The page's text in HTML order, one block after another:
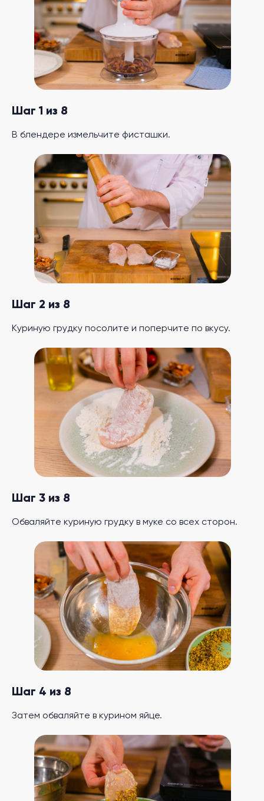
Шаг 1 из 8
В блендере измельчите фисташки.
Шаг 2 из 8
Куриную грудку посолите и поперчите по вкусу.
Шаг 3 из 8
Обваляйте куриную грудку в муке со всех сторон.
Шаг 4 из 8
Затем обваляйте в курином яйце.